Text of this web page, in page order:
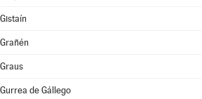
Gistaín
Grañén
Graus
Gurrea de Gállego